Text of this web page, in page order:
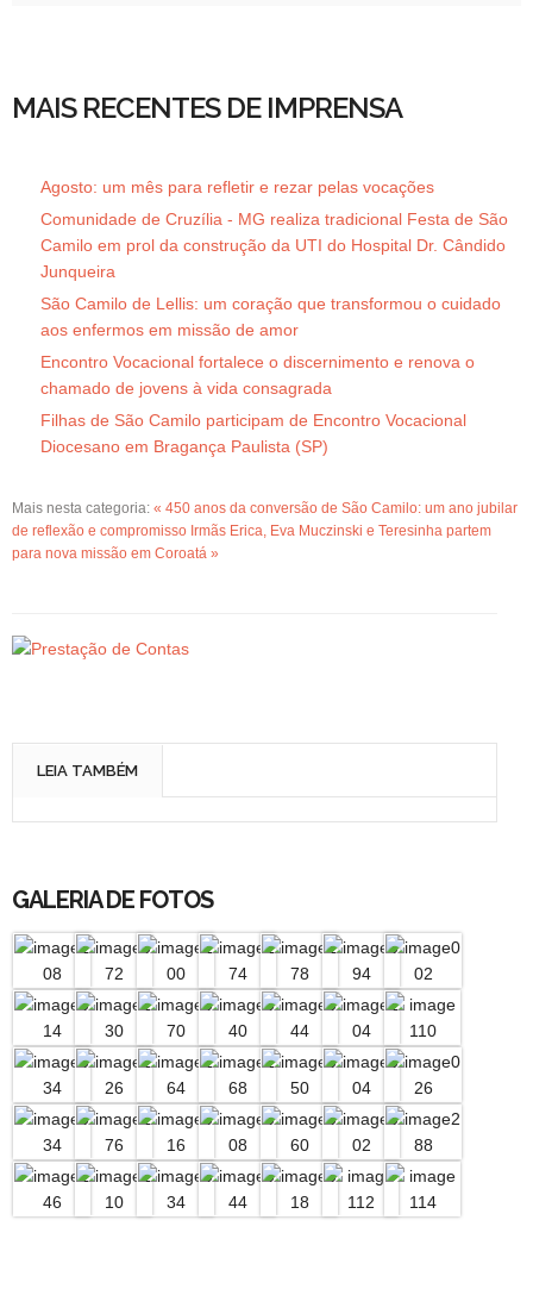
MAIS RECENTES DE IMPRENSA
Agosto: um mês para refletir e rezar pelas vocações
Comunidade de Cruzília - MG realiza tradicional Festa de São
Camilo em prol da construção da UTI do Hospital Dr. Cândido
Junqueira
São Camilo de Lellis: um coração que transformou o cuidado
aos enfermos em missão de amor
Encontro Vocacional fortalece o discernimento e renova o
chamado de jovens à vida consagrada
Filhas de São Camilo participam de Encontro Vocacional
Diocesano em Bragança Paulista (SP)
Mais nesta categoria: « 450 anos da conversão de São Camilo: um ano jubilar
de reflexão e compromisso Irmãs Erica, Eva Muczinski e Teresinha partem
para nova missão em Coroatá »
LEIA TAMBÉM
GALERIA DE FOTOS